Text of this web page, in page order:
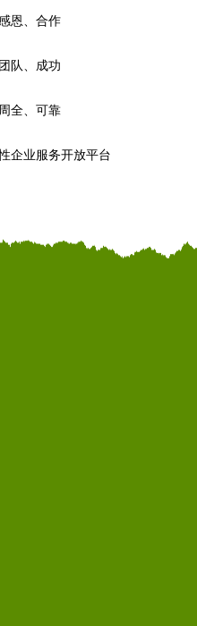
恩、合作
队、成功
全、可靠
企业服务开放平台